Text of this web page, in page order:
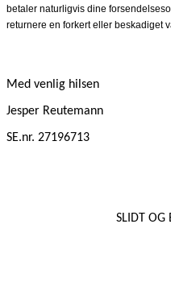
betaler naturligvis dine
returnere en forkert eller beskadiget
Med venlig hilsen
Jesper Reutemann
SE.nr. 27196713
SLIDT OG BRUGT